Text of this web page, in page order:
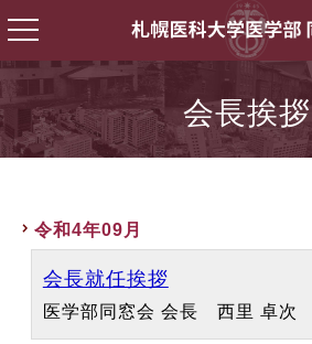
会長挨拶
令和4年09月
会長就任挨拶
医学部同窓会 会長 西里 卓次